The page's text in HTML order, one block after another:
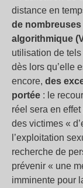
distance en
de
algorithmique
utilisation de
dès lors qu’elle
encore, des
portée : le
réel sera en
des victimes «
l’exploitation
recherche de
prévenir « une
imminente pour